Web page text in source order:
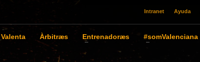
Intranet Ayuda
Valenta Àrbitræs Entrenadoræs #somValenciana